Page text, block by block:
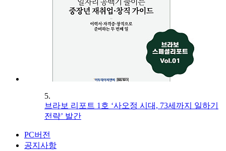
5.
브라보 리포트 1호 ‘사오정 시대, 73세까지 일하기
전략’ 발간
PC버전
공지사항